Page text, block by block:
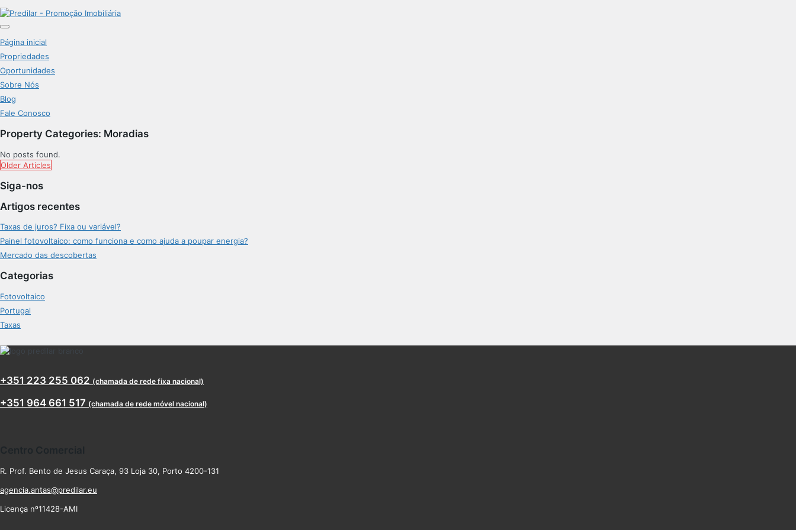
Página inicial
Propriedades
Oportunidades
Sobre Nós
Blog
Fale Conosco
Property Categories: Moradias
No posts found.
Older Articles
Siga-nos
Artigos recentes
Taxas de juros? Fixa ou variável?
Painel fotovoltaico: como funciona e como ajuda a poupar energia?
Mercado das descobertas
Categorias
Fotovoltaico
Portugal
Taxas
+351 223 255 062 (chamada de rede fixa nacional)
+351 964 661 517 (chamada de rede móvel nacional)
R. Prof. Bento de Jesus Caraça, 93 Loja 30, Porto 4200-131
agencia.antas@predilar.eu
Licença nº11428-AMI